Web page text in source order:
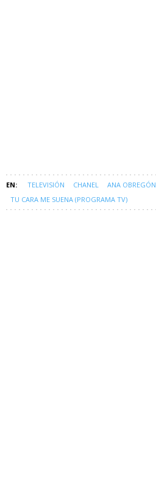
TELEVISIÓN CHANEL ANA OBREGÓN
TU CARA ME SUENA (PROGRAMA TV)